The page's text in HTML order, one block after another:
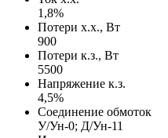
1,8%
Потери х.х., Вт
900
Потери к.з., Вт
5500
Напряжение к.з.
4,5%
Соединение обмоток
У/Ун-0; Д/Ун-11